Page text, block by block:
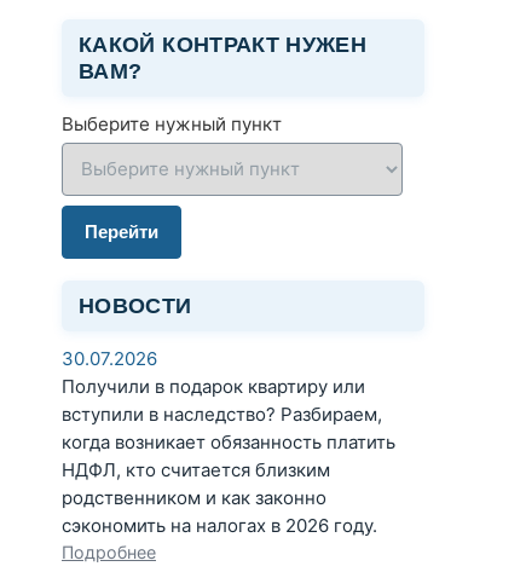
КАКОЙ КОНТРАКТ НУЖЕН
ВАМ?
Выберите нужный пункт
Перейти
НОВОСТИ
30.07.2026
Получили в подарок квартиру или
вступили в наследство? Разбираем,
когда возникает обязанность платить
НДФЛ, кто считается близким
родственником и как законно
сэкономить на налогах в 2026 году.
Подробнее